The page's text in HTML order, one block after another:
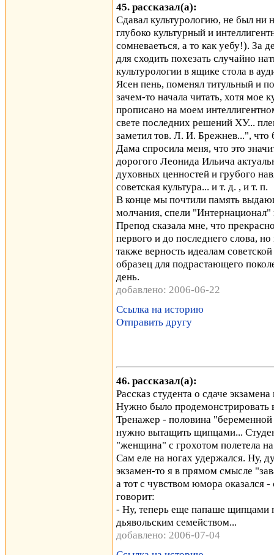
45. рассказал(а):
Cдавал культурологию, не был ни
глубоко культурный и
сомневаеться, а то как уебу!). За
для сходить похезать случайно
культурологии в ящике стола в
Ясен пень, поменял титульный и
зачем-то начала читать, хотя мое
прописано на моем
свете последних решений XУ...
заметил тов. Л. И. Брежнев...", что
Дама спросила меня, что это
дорогого Леонида Ильича
духовных ценностей и грубого
советская культура... и т. д. , и т. п.
В конце мы почтили память
молчания, спели "Интернационал"
Препод сказала мне, что
первого и до последнего слова,
также верность идеалам
образец для подрастающего
день.
добавлено: 2006-06-22
Ссылка на историю
Отправить другу
46. рассказал(а):
Рассказ студента о сдаче
Нужно было продемонстрировать
Тренажер - половина
нужно вытащить щипцами...
"женщина" с грохотом полетела
Сам еле на ногах удержался. Ну,
экзамен-то я в прямом смысле
а тот с чувством юмора оказался
говорит:
- Ну, теперь еще папаше щипцами
дьявольским семейством...
добавлено: 2006-07-04